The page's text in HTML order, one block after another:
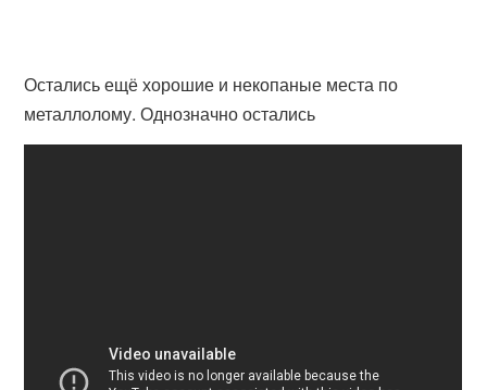
Остались ещё хорошие и некопаные места по
металлолому. Однозначно остались